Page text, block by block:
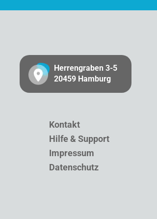
Herrengraben 3-5
20459 Hamburg
Kontakt
Hilfe & Support
Impressum
Datenschutz